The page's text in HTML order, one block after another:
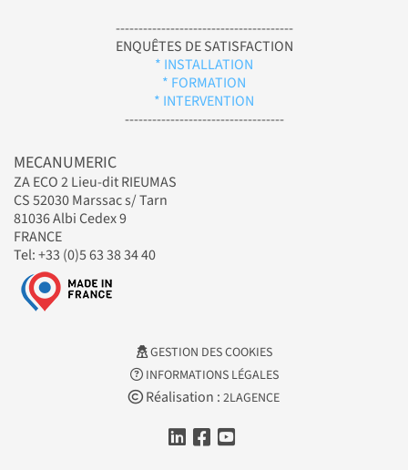
---------------------------------------
ENQUÊTES DE SATISFACTION
* INSTALLATION
* FORMATION
* INTERVENTION
-----------------------------------
MECANUMERIC
ZA ECO 2 Lieu-dit RIEUMAS
CS 52030 Marssac s/ Tarn
81036 Albi Cedex 9
FRANCE
Tel: +33 (0)5 63 38 34 40
GESTION DES COOKIES
INFORMATIONS LÉGALES
Réalisation : 2LAGENCE